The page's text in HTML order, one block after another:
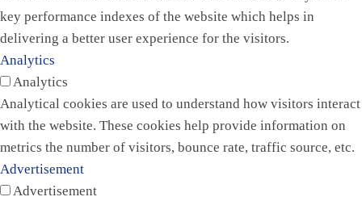
key performance indexes of the website which helps in
delivering a better user experience for the visitors.
Analytics
Analytics
Analytical cookies are used to understand how visitors interact
with the website. These cookies help provide information on
metrics the number of visitors, bounce rate, traffic source, etc.
Advertisement
Advertisement